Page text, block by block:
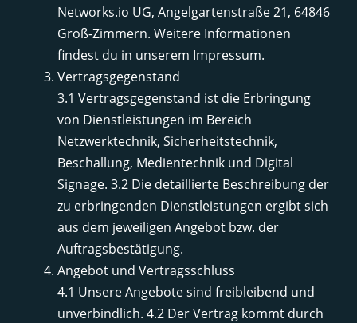
Networks.io UG, Angelgartenstraße 21, 64846
Groß-Zimmern. Weitere Informationen
findest du in unserem Impressum.
Vertragsgegenstand
3.1 Vertragsgegenstand ist die Erbringung
von Dienstleistungen im Bereich
Netzwerktechnik, Sicherheitstechnik,
Beschallung, Medientechnik und Digital
Signage. 3.2 Die detaillierte Beschreibung der
zu erbringenden Dienstleistungen ergibt sich
aus dem jeweiligen Angebot bzw. der
Auftragsbestätigung.
Angebot und Vertragsschluss
4.1 Unsere Angebote sind freibleibend und
unverbindlich. 4.2 Der Vertrag kommt durch